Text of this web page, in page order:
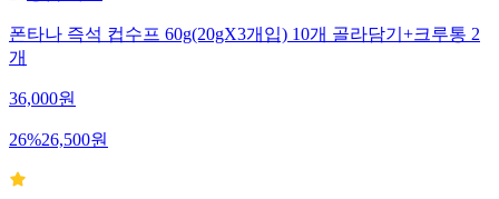
폰타나 즉석 컵수프 60g(20gX3개입) 10개 골라담기+크루통 2
개
36,000원
26%26,500원